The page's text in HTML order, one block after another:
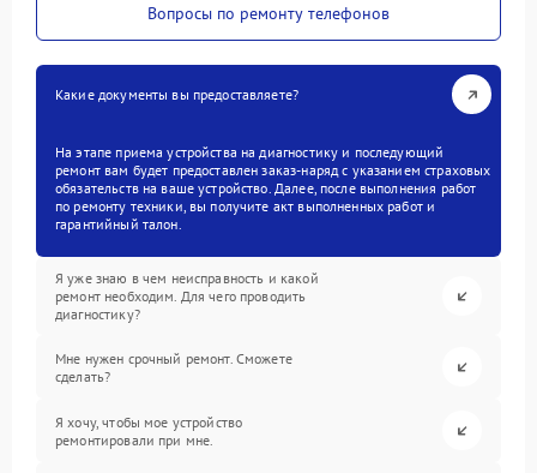
Вопросы по ремонту телефонов
Какие документы вы предоставляете?
На этапе приема устройства на диагностику и последующий
ремонт вам будет предоставлен заказ-наряд с указанием страховых
обязательств на ваше устройство. Далее, после выполнения работ
по ремонту техники, вы получите акт выполненных работ и
гарантийный талон.
Я уже знаю в чем неисправность и какой
ремонт необходим. Для чего проводить
диагностику?
Мне нужен срочный ремонт. Сможете
сделать?
Я хочу, чтобы мое устройство
ремонтировали при мне.